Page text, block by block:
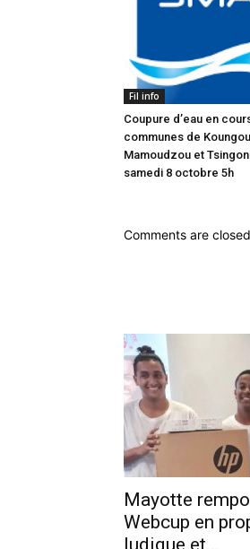
Fil info
Coupure d’eau en
communes de Koungou,
Mamoudzou et
samedi 8 octobre 5h
Comments are
Mayotte
Webcup en
ludique et...